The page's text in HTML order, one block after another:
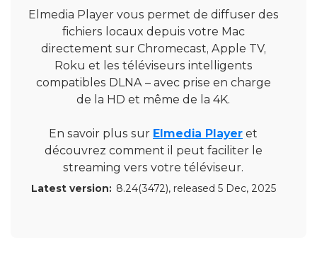
Elmedia Player vous permet de diffuser des
fichiers locaux depuis votre Mac
directement sur Chromecast, Apple TV,
Roku et les téléviseurs intelligents
compatibles DLNA – avec prise en charge
de la HD et même de la 4K.
En savoir plus sur Elmedia Player et
découvrez comment il peut faciliter le
streaming vers votre téléviseur.
Latest version: 8.24(3472), released 5 Dec, 2025